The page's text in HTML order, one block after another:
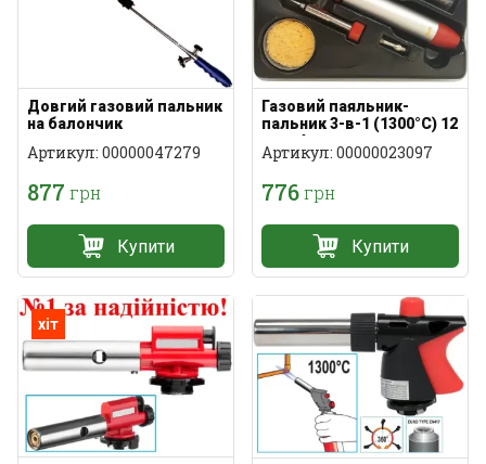
Довгий газовий пальник
на балончик
Артикул: 00000047279
877 грн
Купити
Газовий паяльник-
пальник 3-в-1 (1300°C) 12
мл з 4 насадками
Артикул: 00000023097
776грн
Купити
хіт